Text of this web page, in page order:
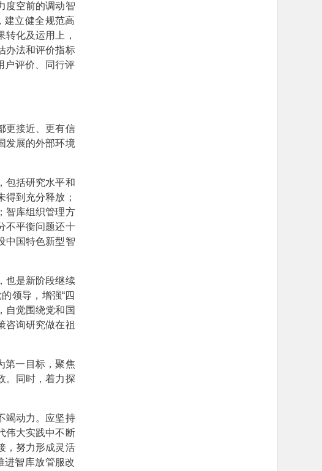
度空前的调动智
建立健全规范高
化及运用上，
办法和评价指标
户评价、同行评
更接近、更有信
发展的外部环境
包括研究水平和
到充分释放；
智库组织管理方
不平衡问题还十
中国特色新型智
也是新阶段继续
领导，增强“四
自觉围绕党和国
咨询研究做在祖
第一目标，聚焦
。同时，着力探
竭动力。应坚持
伟大实践中不断
，努力形成灵活
进智库放管服改